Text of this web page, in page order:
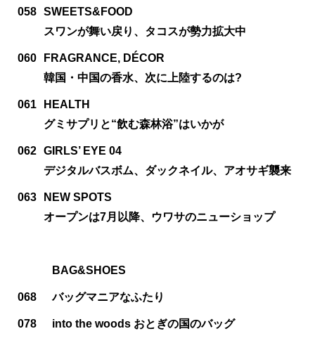
058 SWEETS&FOOD
スワンが舞い戻り、タコスが勢力拡大中
060
FRAGRANCE, DÉCOR
韓国・中国の香水、次に上陸するのは?
061
HEALTH
グミサプリと“飲む森林浴”はいかが
062 GIRLS’ EYE 04
デジタルバスボム、ダックネイル、アオサギ襲来
063
NEW SPOTS
オープンは7月以降、ウワサのニューショップ
BAG&SHOES
068 バッグマニアなふたり
078 into the woods おとぎの国のバッグ